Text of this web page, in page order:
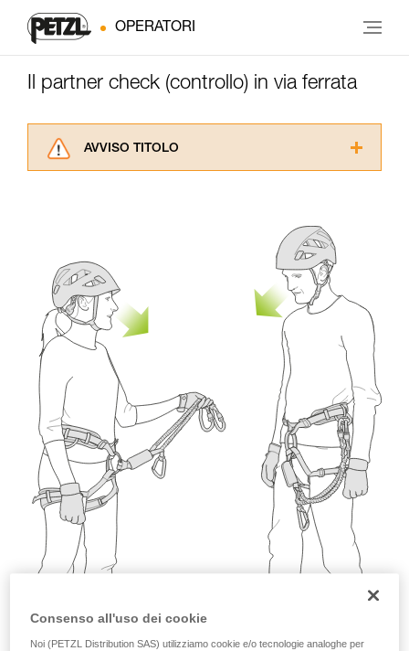
OPERATORI
Il partner check (controllo) in via ferrata
AVVISO TITOLO
informazioni dell’istruzione tecnica per poter
capire queste ulteriori informazioni.
La padronanza di queste tecniche richiede una
formazione ed un addestramento specifico.
Verificate con un professionista la vostra
capacità di rifare la manovra, da soli, in piena
sicurezza, prima di riprodurla autonomamente.
Forniamo esempi di tecniche relative alla vostra
attività. Ne possono esistere altre che non
vengono qui descritte.
Consenso all'uso dei cookie
Noi (PETZL Distribution SAS) utilizziamo cookie e/o tecnologie analoghe per